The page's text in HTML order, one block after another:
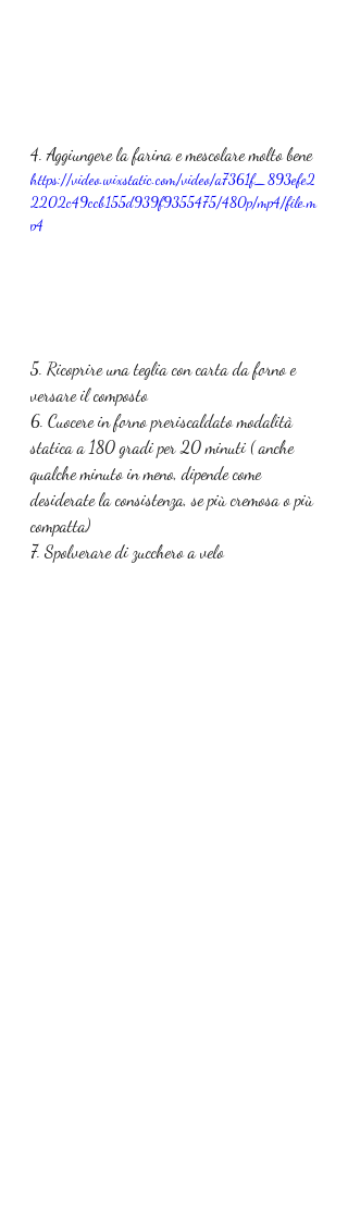
4. Aggiungere la farina e mescolare molto bene
https://video.wixstatic.com/video/a7361f_893efe2
2202c49ccb155d939f9355475/480p/mp4/file.m
p4
5. Ricoprire una teglia con carta da forno e
versare il composto
6. Cuocere in forno preriscaldato modalità
statica a 180 gradi per 20 minuti ( anche
qualche minuto in meno, dipende come
desiderate la consistenza, se più cremosa o più
compatta)
7. Spolverare di zucchero a velo